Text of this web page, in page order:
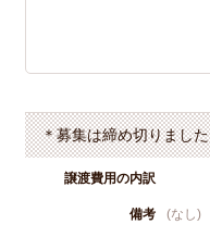
＊募集は締め切りました
譲渡費用の内訳
備考 (なし)